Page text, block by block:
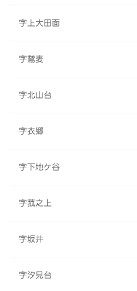
字上大田面
字鵞麦
字北山台
字衣郷
字下地ケ谷
字菰之上
字坂井
字汐見台